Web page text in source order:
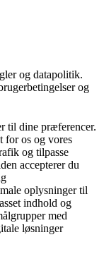
og datapolitik.
og
til dine præferencer.
for os og vores
og tilpasse
accepterer du
oplysninger til
indhold og
med
løsninger